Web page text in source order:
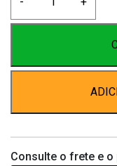
Verde
Fs
quantidade
Consulte o frete e o